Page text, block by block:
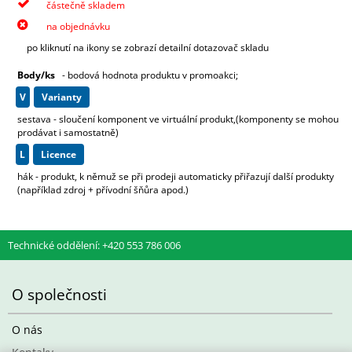
částečně skladem
na objednávku
po kliknutí na ikony se zobrazí detailní dotazovač skladu
Body/ks - bodová hodnota produktu v promoakci;
v
varianty
sestava - sloučení komponent ve virtuální produkt,(komponenty se mohou
prodávat i samostatně)
L
licence
hák - produkt, k němuž se při prodeji automaticky přiřazují další produkty
(například zdroj + přívodní šňůra apod.)
Technické oddělení: +420 553 786 006
O společnosti
O nás